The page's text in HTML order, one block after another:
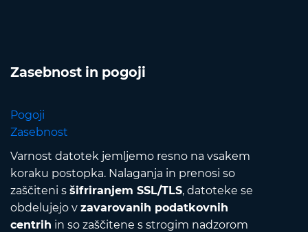
Zasebnost in pogoji
Pogoji
Zasebnost
Varnost datotek jemljemo resno na vsakem
koraku postopka. Nalaganja in prenosi so
zaščiteni s šifriranjem SSL/TLS, datoteke se
obdelujejo v zavarovanih podatkovnih
centrih in so zaščitene s strogim nadzorom